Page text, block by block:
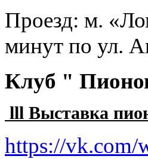
Проезд: м.
минут по ул.
Клуб "
lll Выставка
https://vk.com/